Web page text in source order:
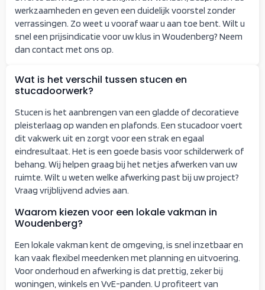
werkzaamheden en geven een duidelijk voorstel zonder
verrassingen. Zo weet u vooraf waar u aan toe bent. Wilt u
snel een prijsindicatie voor uw klus in Woudenberg? Neem
dan contact met ons op.
Wat is het verschil tussen stucen en
stucadoorwerk?
Stucen is het aanbrengen van een gladde of decoratieve
pleisterlaag op wanden en plafonds. Een stucadoor voert
dit vakwerk uit en zorgt voor een strak en egaal
eindresultaat. Het is een goede basis voor schilderwerk of
behang. Wij helpen graag bij het netjes afwerken van uw
ruimte. Wilt u weten welke afwerking past bij uw project?
Vraag vrijblijvend advies aan.
Waarom kiezen voor een lokale vakman in
Woudenberg?
Een lokale vakman kent de omgeving, is snel inzetbaar en
kan vaak flexibel meedenken met planning en uitvoering.
Voor onderhoud en afwerking is dat prettig, zeker bij
woningen, winkels en VvE-panden. U profiteert van